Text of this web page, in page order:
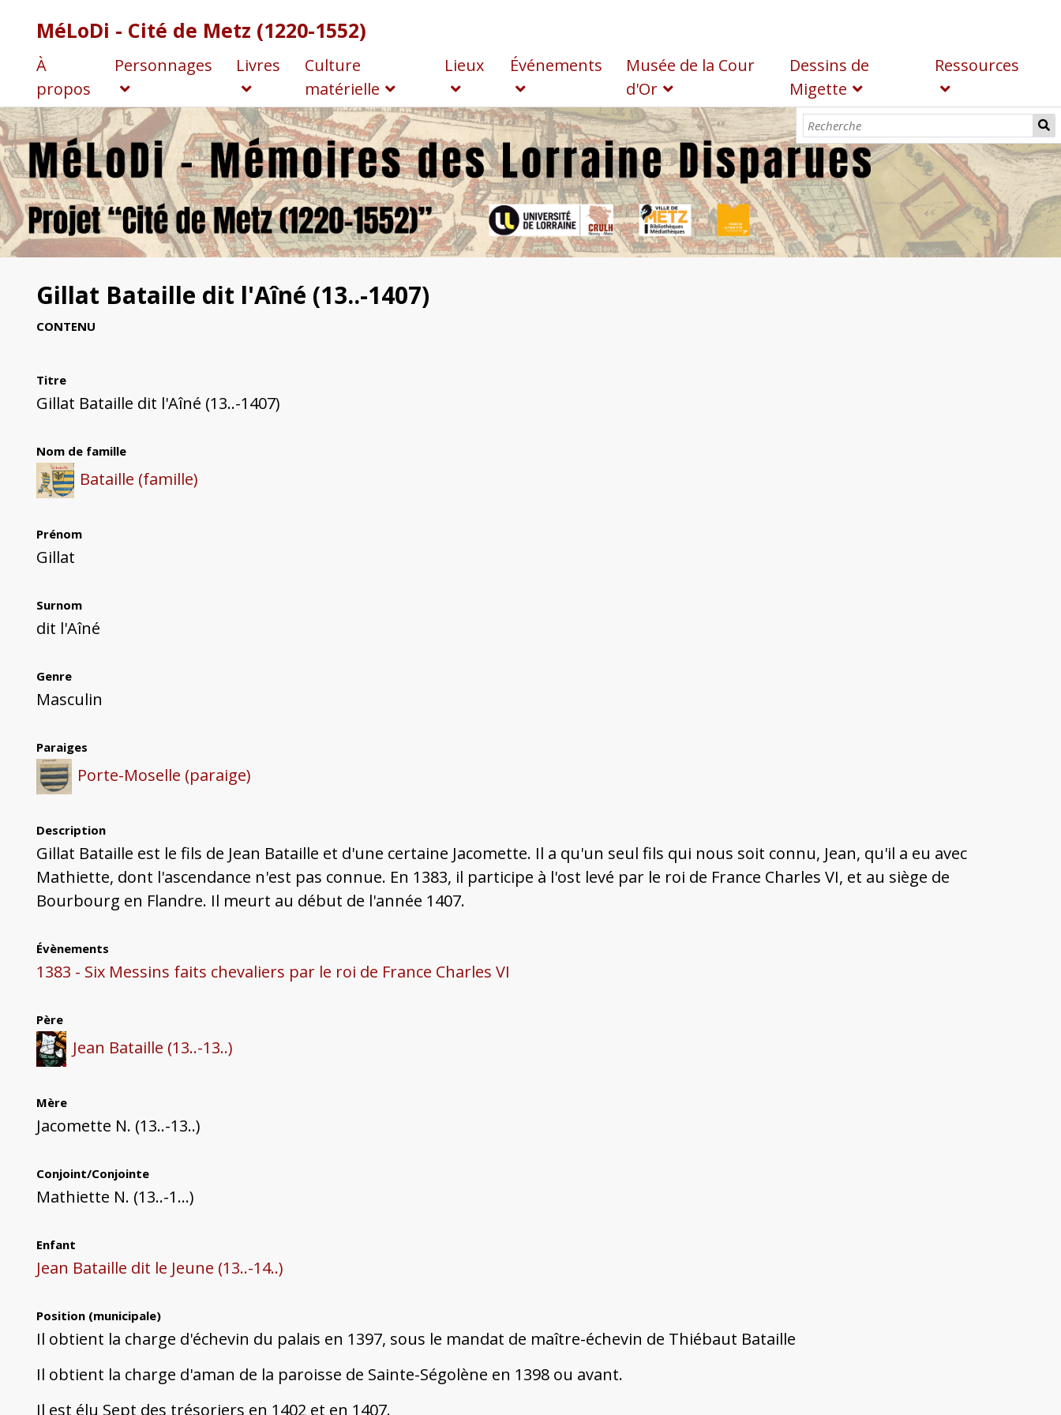
MéLoDi - Cité de Metz (1220-1552)
À
propos
Personnages Livres
Culture
matérielle
Lieux Événements
Musée de la Cour
d'Or
Dessins de
Migette
Ressources
Gillat Bataille dit l'Aîné (13..-1407)
CONTENU
Titre
Gillat Bataille dit l'Aîné (13..-1407)
Nom de famille
Bataille (famille)
Prénom
Gillat
Surnom
dit l'Aîné
Genre
Masculin
Paraiges
Porte-Moselle (paraige)
Description
Gillat Bataille est le fils de Jean Bataille et d'une certaine Jacomette. Il a qu'un seul fils qui nous soit connu, Jean, qu'il a eu avec
Mathiette, dont l'ascendance n'est pas connue. En 1383, il participe à l'ost levé par le roi de France Charles VI, et au siège de
Bourbourg en Flandre. Il meurt au début de l'année 1407.
Évènements
1383 - Six Messins faits chevaliers par le roi de France Charles VI
Père
Jean Bataille (13..-13..)
Mère
Jacomette N. (13..-13..)
Conjoint/Conjointe
Mathiette N. (13..-1...)
Enfant
Jean Bataille dit le Jeune (13..-14..)
Position (municipale)
Il obtient la charge d'échevin du palais en 1397, sous le mandat de maître-échevin de Thiébaut Bataille
Il obtient la charge d'aman de la paroisse de Sainte-Ségolène en 1398 ou avant.
Il est élu Sept des trésoriers en 1402 et en 1407.